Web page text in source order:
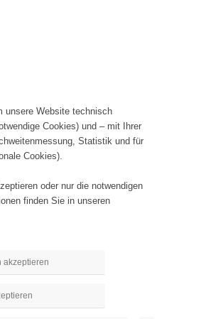
unsere Website technisch
Cookies) und – mit Ihrer
Statistik und für
Cookies).
oder nur die notwendigen
finden Sie in unseren
akzeptieren